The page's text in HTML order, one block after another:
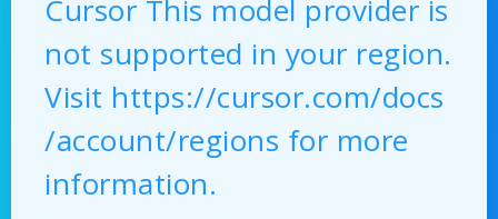
Cursor This model provider is
not supported in your region.
Visit https://cursor.com/docs
/account/regions for more
information.